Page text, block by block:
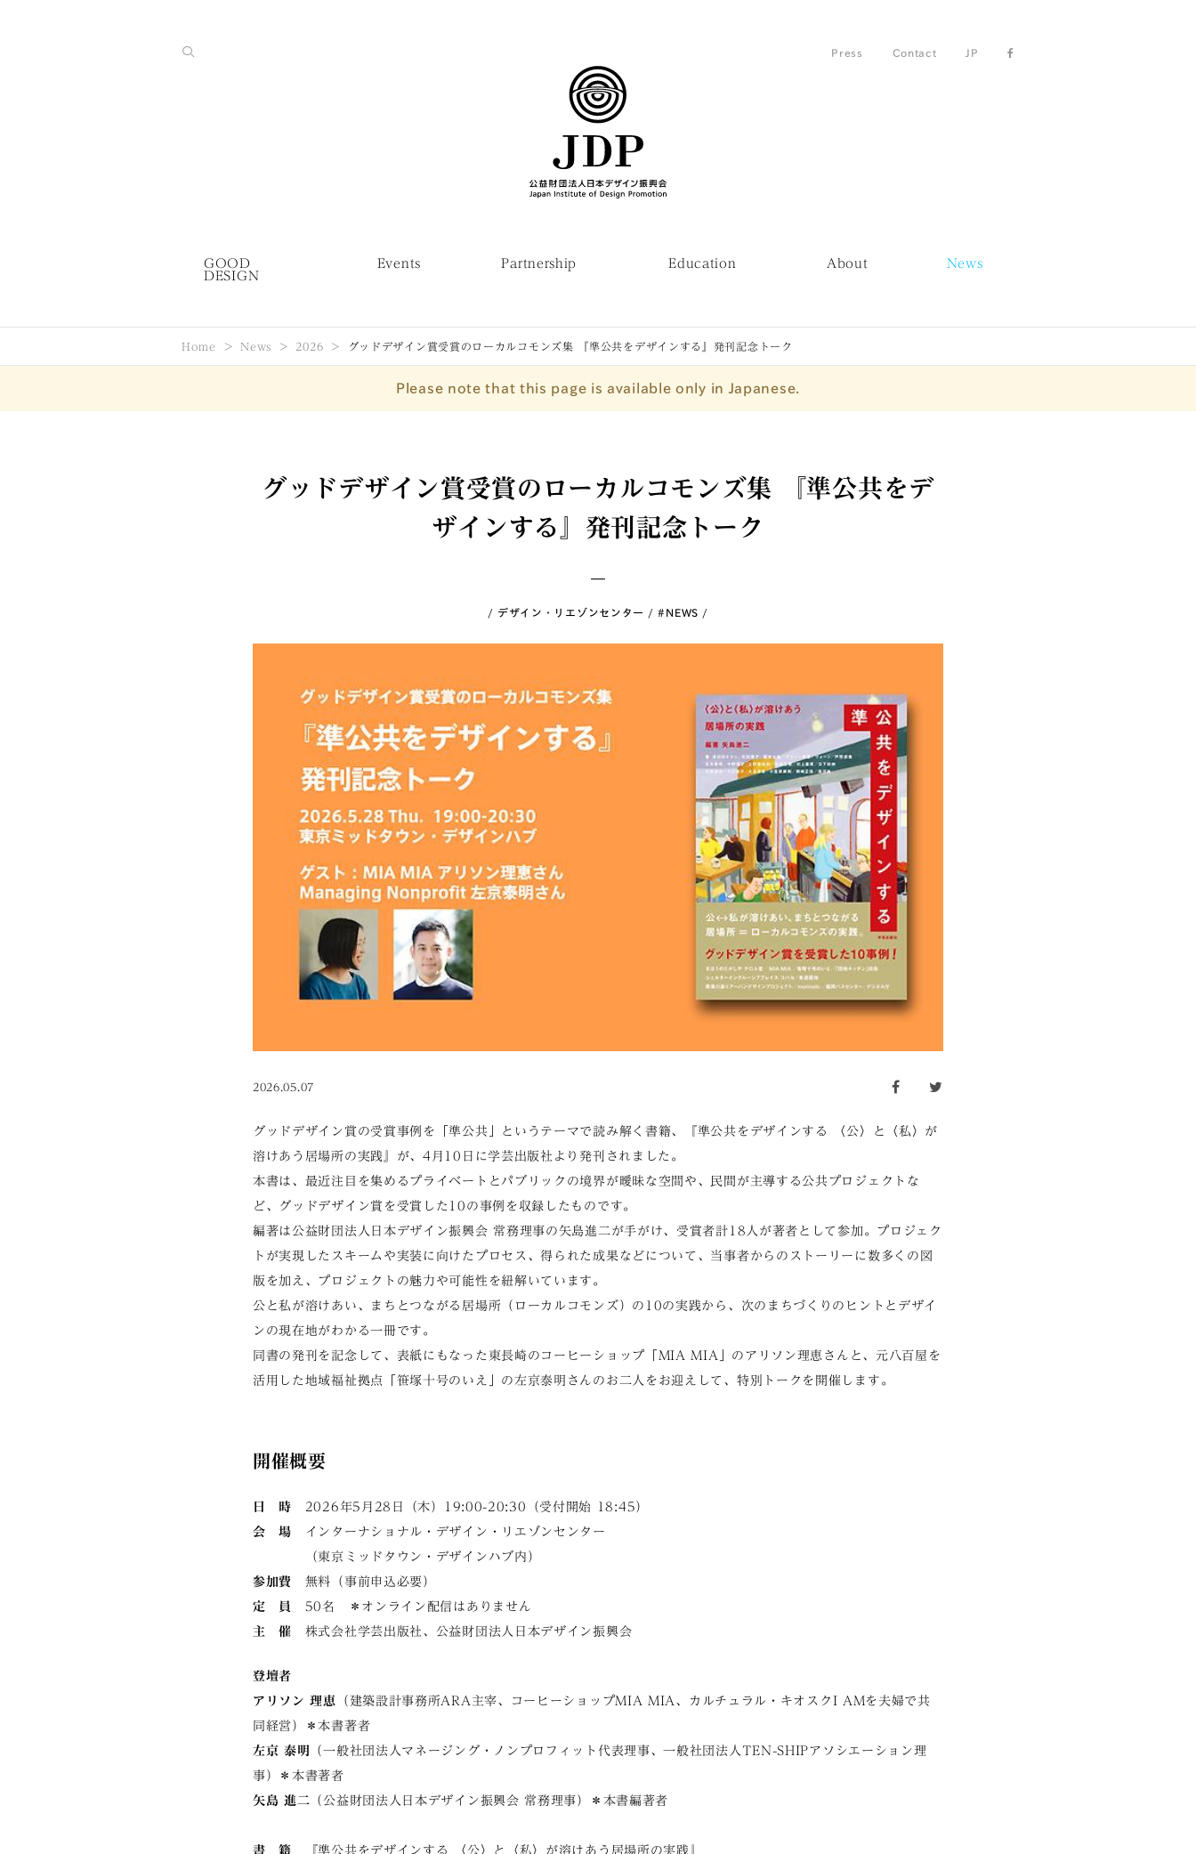
Press Contact JP
GOOD
DESIGN
Events Partnership Education About News
Home News 2026 グッドデザイン賞受賞のローカルコモンズ集 『準公共をデザインする』発刊記念トーク
Please note that this page is available only in Japanese.
グッドデザイン賞受賞のローカルコモンズ集 『準公共をデ
ザインする』発刊記念トーク
デザイン・リエゾンセンター #NEWS
2026.05.07 facebook
グッドデザイン賞の受賞事例を「準公共」というテーマで読み解く書籍、『準公共をデザインする 〈公〉と〈私〉が
溶けあう居場所の実践』が、4月10日に学芸出版社より発刊されました。
本書は、最近注目を集めるプライベートとパブリックの境界が曖昧な空間や、民間が主導する公共プロジェクトな
ど、グッドデザイン賞を受賞した10の事例を収録したものです。
編著は公益財団法人日本デザイン振興会 常務理事の矢島進二が手がけ、受賞者計18人が著者として参加。プロジェク
トが実現したスキームや実装に向けたプロセス、得られた成果などについて、当事者からのストーリーに数多くの図
版を加え、プロジェクトの魅力や可能性を紐解いています。
公と私が溶けあい、まちとつながる居場所（ローカルコモンズ）の10の実践から、次のまちづくりのヒントとデザイ
ンの現在地がわかる一冊です。
同書の発刊を記念して、表紙にもなった東長崎のコーヒーショップ「MIA MIA」のアリソン理恵さんと、元八百屋を
活用した地域福祉拠点「笹塚十号のいえ」の左京泰明さんのお二人をお迎えして、特別トークを開催します。
開催概要
日 時 2026年5月28日（木）19:00-20:30（受付開始 18:45）
会 場 インターナショナル・デザイン・リエゾンセンター
（東京ミッドタウン・デザインハブ内）
参加費 無料（事前申込必要）
定 員
50名 ＊オンライン配信はありません
主 催 株式会社学芸出版社、公益財団法人日本デザイン振興会
登壇者
アリソン 理恵 （建築設計事務所ARA主宰、コーヒーショップMIA MIA、カルチュラル・キオスクI AMを夫婦で共
同経営）＊本書著者
左京 泰明
（一般社団法人マネージング・ノンプロフィット代表理事、一般社団法人TEN-SHIPアソシエーション理
事）＊本書著者
矢島 進二 （公益財団法人日本デザイン振興会 常務理事）＊本書編著者
書 籍 『準公共をデザインする 〈公〉と〈私〉が溶けあう居場所の実践』